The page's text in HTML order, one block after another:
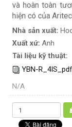
và hoàn toàn
hiện có của
Nhà sản xuất:
Xuất xứ: Anh
Tài liệu kỹ thuật:
YBN-R_4IS_pdf
N/A